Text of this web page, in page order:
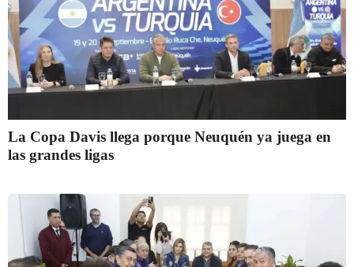
La Copa Davis llega porque Neuquén ya juega en
las grandes ligas